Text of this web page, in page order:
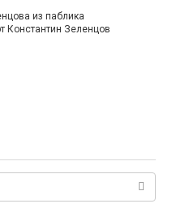
из паблика
Константин Зеленцов